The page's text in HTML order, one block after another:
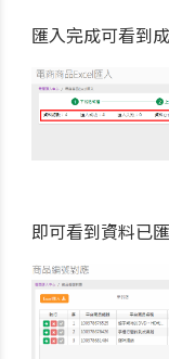
匯入完成可看到
即可看到資料已